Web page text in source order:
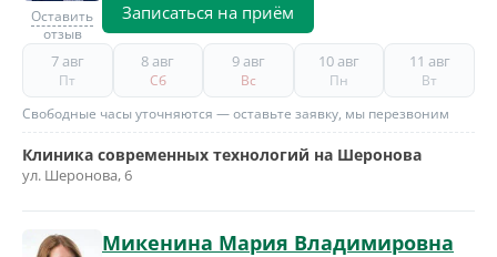
Оставить
отзыв
Записаться на приём
7 авг
Пт
8 авг
Сб
9 авг
Вс
10 авг
Пн
11 авг
Вт
Свободные часы уточняются — оставьте заявку, мы перезвоним
Клиника современных технологий на Шеронова
ул. Шеронова, 6
Микенина Мария Владимировна